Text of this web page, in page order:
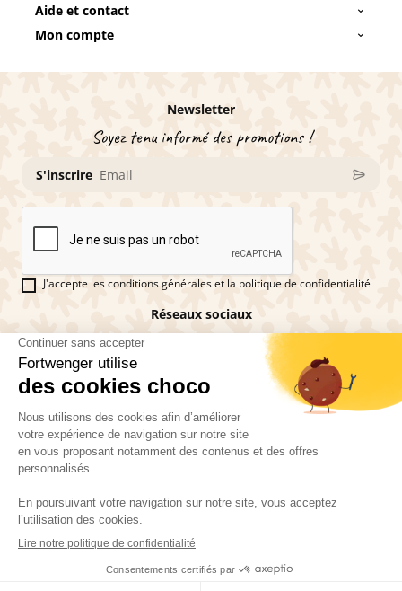
Aide et contact
Mon compte
Newsletter
Soyez tenu informé des promotions !
S'inscrire
J'accepte les conditions générales et la politique de confidentialité
Réseaux sociaux
Vous êtes fan de pains d'épices ?
Fortwenger ©2026
Conditions générales de ventesMentions légales